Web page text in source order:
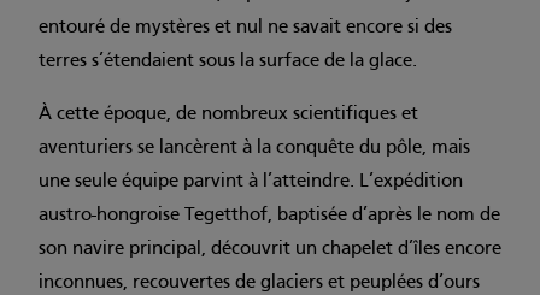
entouré de mystères et nul ne savait encore si des
terres s’étendaient sous la surface de la glace.
À cette époque, de nombreux scientifiques et
aventuriers se lancèrent à la conquête du pôle, mais
une seule équipe parvint à l’atteindre. L’expédition
austro-hongroise Tegetthof, baptisée d’après le nom de
son navire principal, découvrit un chapelet d’îles encore
inconnues, recouvertes de glaciers et peuplées d’ours